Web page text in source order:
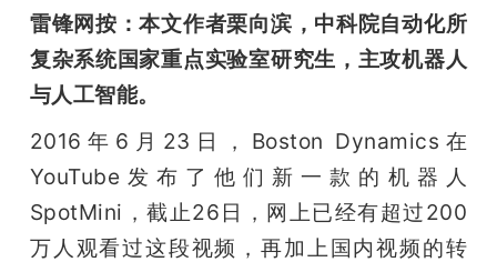
心
GAIR
专
题
雷锋网按：本文作者栗向滨，中科院自动化所
复杂系统国家重点实验室研究生，主攻机器人
与人工智能。
2016年6月23日，Boston Dynamics在
YouTube发布了他们新一款的机器人
SpotMini，截止26日，网上已经有超过200
万人观看过这段视频，再加上国内视频的转